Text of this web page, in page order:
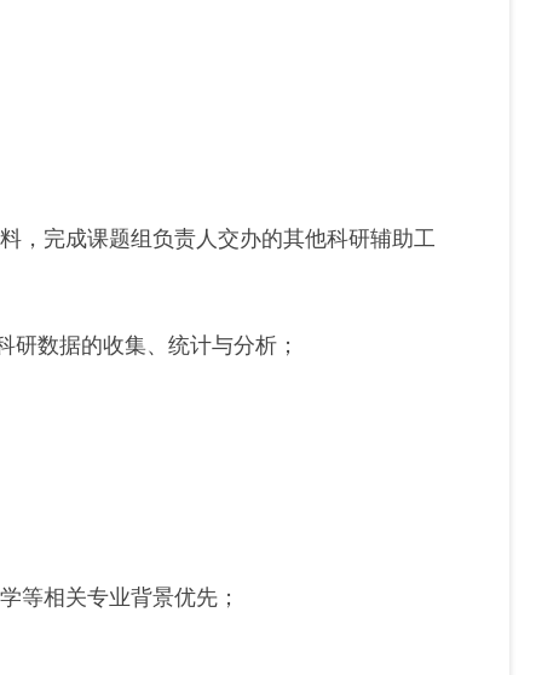
，完成课题组负责人交办的其他科研辅助工
数据的收集、统计与分析；
等相关专业背景优先；